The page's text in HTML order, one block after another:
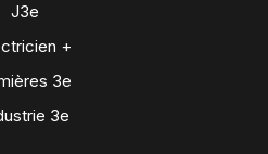
J3e
+
3e
3e